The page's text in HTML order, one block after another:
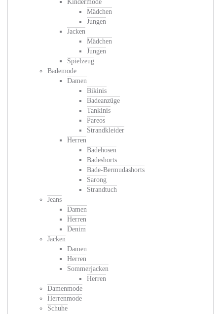
Kindermode
Mädchen
Jungen
Jacken
Mädchen
Jungen
Spielzeug
Bademode
Damen
Bikinis
Badeanzüge
Tankinis
Pareos
Strandkleider
Herren
Badehosen
Badeshorts
Bade-Bermudashorts
Sarong
Strandtuch
Jeans
Damen
Herren
Denim
Jacken
Damen
Herren
Sommerjacken
Herren
Damenmode
Herrenmode
Schuhe